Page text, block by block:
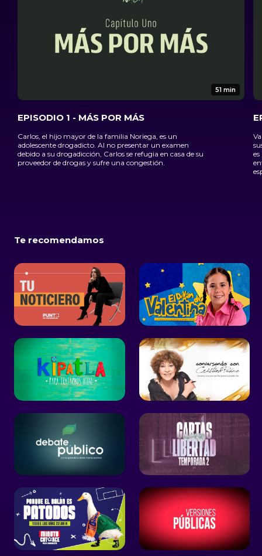
51 min
EPISODIO 1 - MÁS POR MÁS
Carlos, el hijo mayor de la familia Noriega, es un
adolescente drogadicto. Al no presentar un examen
debido a su drogadicción, Carlos se refugia en casa de su
proveedor de drogas y sufre una congestión.
es
Te recomendamos